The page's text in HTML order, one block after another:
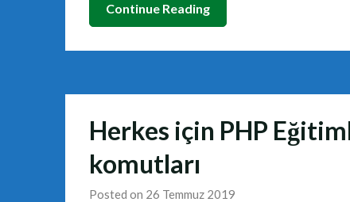
Continue Reading
Herkes için PHP
komutları
Posted on 26 Temmuz 2019